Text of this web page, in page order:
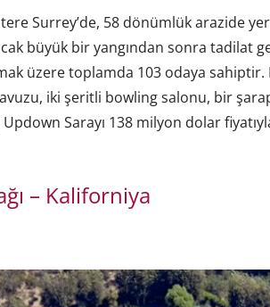
Surrey’de, 58 dönümlük arazide
büyük bir yangından sonra tadilat
üzere toplamda 103 odaya sahiptir.
iki şeritli bowling salonu, bir
Updown Sarayı 138 milyon dolar
– Kaliforniya